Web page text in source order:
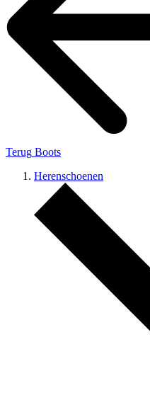
Terug Boots
Herenschoenen